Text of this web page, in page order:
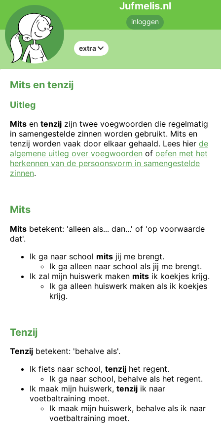
Jufmelis.nl
inloggen
extra
Mits en tenzij
Uitleg
Mits en tenzij zijn twee voegwoorden die regelmatig
in samengestelde zinnen worden gebruikt. Mits en
tenzij worden vaak door elkaar gehaald. Lees hier de
algemene uitleg over voegwoorden of oefen met het
herkennen van de persoonsvorm in samengestelde
zinnen.
Mits
Mits betekent: 'alleen als... dan...' of 'op voorwaarde
dat'.
Ik ga naar school mits jij me brengt.
Ik ga alleen naar school als jij me brengt.
Ik zal mijn huiswerk maken mits ik koekjes krijg.
Ik ga alleen huiswerk maken als ik koekjes
krijg.
Tenzij
Tenzij betekent: 'behalve als'.
Ik fiets naar school, tenzij het regent.
Ik ga naar school, behalve als het regent.
Ik maak mijn huiswerk, tenzij ik naar
voetbaltraining moet.
Ik maak mijn huiswerk, behalve als ik naar
voetbaltraining moet.